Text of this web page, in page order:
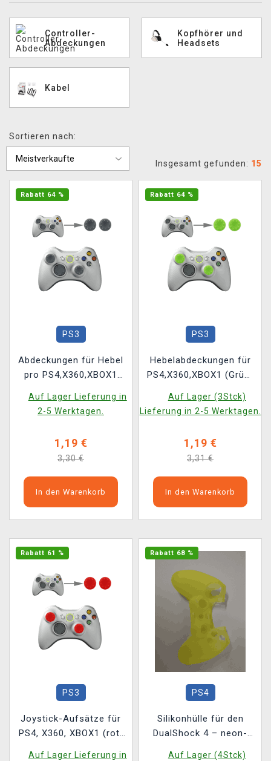
Controller-
Abdeckungen
Kopfhörer und
Headsets
Kabel
Sortieren nach:
Insgesamt gefunden: 15
Rabatt 64 %
PS3
Abdeckungen für Hebel
pro PS4,X360,XBOX1
Auf Lager Lieferung in
2-5 Werktagen.
1,19 €
3,30 €
In den Warenkorb
Rabatt 64 %
PS3
Hebelabdeckungen für
PS4,X360,XBOX1 (Grün)
Auf Lager (3Stck)
Lieferung in 2-5 Werktagen.
1,19 €
3,31 €
In den Warenkorb
Rabatt 61 %
PS3
Joystick-Aufsätze für
PS4, X360, XBOX1 (rot)
Auf Lager Lieferung in
Rabatt 68 %
PS4
Silikonhülle für den
DualShock 4 – neon-
Auf Lager (4Stck)